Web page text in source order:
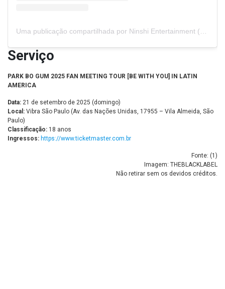
Serviço
PARK BO GUM 2025 FAN MEETING TOUR [BE WITH YOU] IN LATIN
AMERICA
Data: 21 de setembro de 2025 (domingo)
Local: Vibra São Paulo (Av. das Nações Unidas, 17955 – Vila Almeida, São
Paulo)
Classificação: 18 anos
Ingressos: https://www.ticketmaster.com.br
Fonte: (1 )
Imagem: THEBLACKLABEL
Não retirar sem os devidos créditos.